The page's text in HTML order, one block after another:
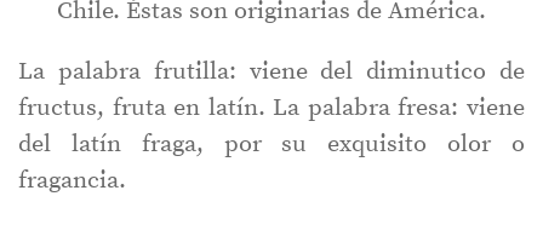
Chile. Éstas son originarias de América.
La palabra frutilla: viene del diminutico de
fructus, fruta en latín. La palabra fresa: viene
del latín fraga, por su exquisito olor o
fragancia.